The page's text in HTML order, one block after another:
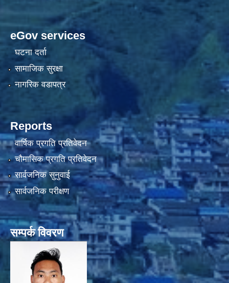
eGov services
घटना दर्ता
सामाजिक सुरक्षा
नागरिक वडापत्र
Reports
वार्षिक प्रगति प्रतिवेदन
चौमासिक प्रगति प्रतिवेदन
सार्वजनिक सुनुवाई
सार्वजनिक परीक्षण
सम्पर्क विवरण